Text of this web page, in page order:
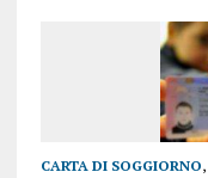
CARTA DI SOGGIORNO,